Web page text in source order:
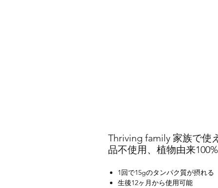
Thriving family 家族で使
品不使用、植物由来
1回で15gのタンパク質が摂れる
生後12ヶ月から使用可能